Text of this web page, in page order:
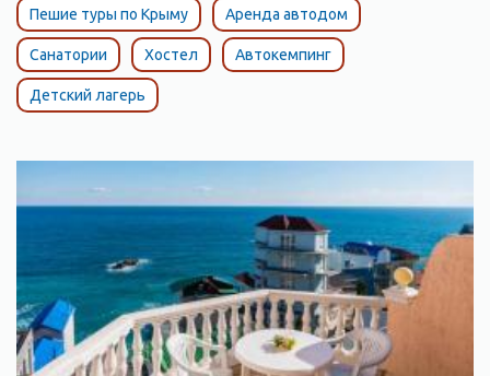
Пешие туры по Крыму Аренда автодом
Санатории Хостел Автокемпинг
Детский лагерь